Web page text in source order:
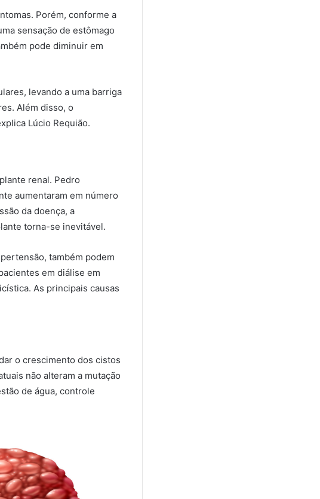
Porém, conforme a
sensação de estômago
pode diminuir em
levando a uma barriga
Além disso, o
Lúcio Requião.
renal. Pedro
aumentaram em número
da doença, a
torna-se inevitável.
também podem
em diálise em
As principais causas
o crescimento dos cistos
não alteram a mutação
de água, controle